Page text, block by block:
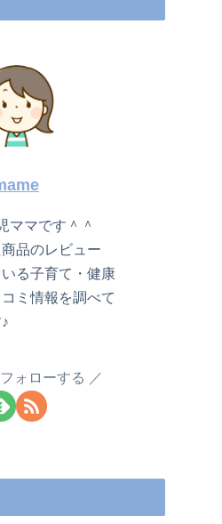
ママです＾＾
品のレビュー
る子育て・健康
ミ情報を調べて
ォローする